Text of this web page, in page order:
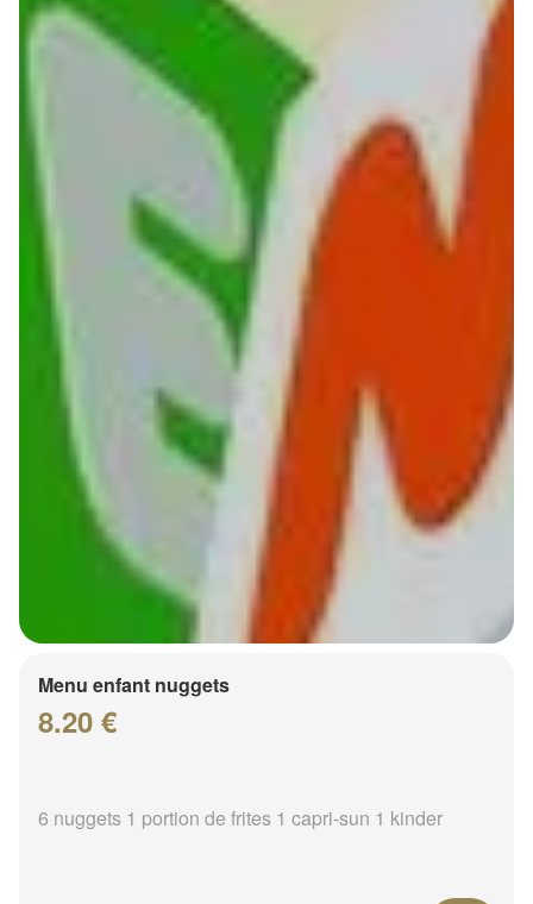
Menu enfant nuggets
8.20 €
6 nuggets 1 portion de frites 1 capri-sun 1 kinder